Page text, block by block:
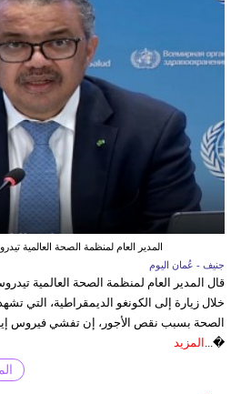
المدير العام لمنظمة الصحة العالمية
جنيف - عُمان اليوم
قال المدير العام لمنظمة الصحة العالمية
خلال زيارة إلى الكونغو الديمقراطية، التي
الصحة بسبب نقص الأجور، إن تفشي فيروس
�... المزيد